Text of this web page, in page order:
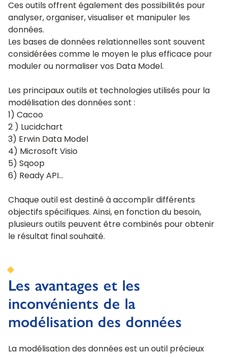
Ces outils offrent également des possibilités pour
analyser, organiser, visualiser et manipuler les
données.
Les bases de données relationnelles sont souvent
considérées comme le moyen le plus efficace pour
moduler ou normaliser vos Data Model.
Les principaux outils et technologies utilisés pour la
modélisation des données sont :
1) Cacoo
2 ) Lucidchart
3) Erwin Data Model
4) Microsoft Visio
5) Sqoop
6) Ready API…
Chaque outil est destiné à accomplir différents
objectifs spécifiques. Ainsi, en fonction du besoin,
plusieurs outils peuvent être combinés pour obtenir
le résultat final souhaité.
Les avantages et les
inconvénients de la
modélisation des données
La modélisation des données est un outil précieux